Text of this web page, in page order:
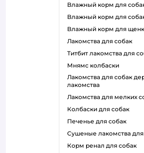
влажный корм для
влажный корм для
влажный корм для
лакомства для собак
титбит лакомства для
мнямс колбаски
лакомства для собак деревенские
лакомства
лакомства для мелких
колбаски для собак
печенье для собак
сушеные лакомства
корм ренал для собак